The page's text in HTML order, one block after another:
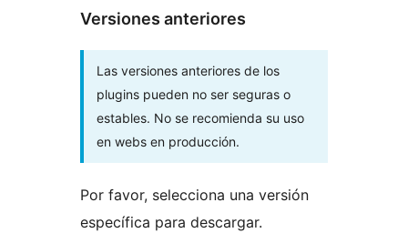
Versiones anteriores
Las versiones anteriores de los
plugins pueden no ser seguras o
estables. No se recomienda su uso
en webs en producción.
Por favor, selecciona una versión
específica para descargar.